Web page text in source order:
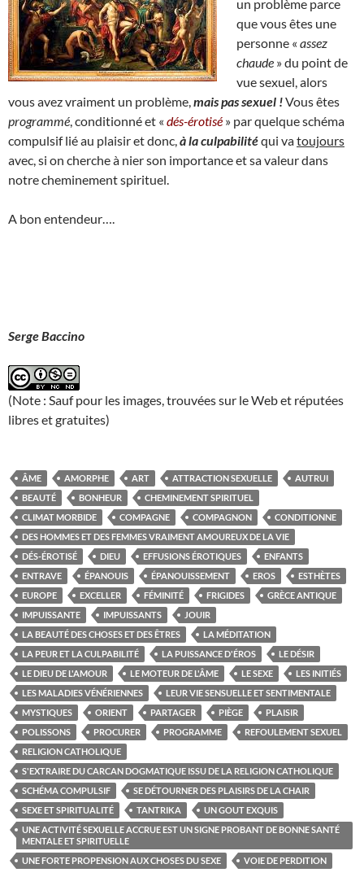
un problème parce
que vous êtes une
personne « assez
chaude » du point de
vue sexuel, alors
vous avez vraiment un problème, mais pas sexuel !Vous êtes
programmé , conditionné et « dés-érotisé » par quelque schéma
compulsif lié au plaisir et donc, à la culpabilitéqui vatoujours
avec, si on cherche à nier son importance et sa valeur dans
notre cheminement spirituel.
A bon entendeur….
Serge Baccino
(Note : Sauf pour les images, trouvées sur le Web et réputées
libres et gratuites)
ÂME AMORPHE ART ATTRACTION SEXUELLE
AUTRUI
BEAUTÉ
BONHEUR
CHEMINEMENT SPIRITUEL
CLIMAT MORBIDE
COMPAGNE COMPAGNON
CONDITIONNE
DES HOMMES ET DES FEMMES VRAIMENT AMOUREUX DE LA VIE
DÉS-ÉROTISÉ
DIEU EFFUSIONS ÉROTIQUES
ENFANTS
ENTRAVE
ÉPANOUIS ÉPANOUISSEMENT EROS
ESTHÈTES
EUROPE
EXCELLER FÉMINITÉ FRIGIDES
GRÈCE ANTIQUE
IMPUISSANTE
IMPUISSANTS
JOUIR
LA BEAUTÉ DES CHOSES ET DES ÊTRES
LA MÉDITATION
LA PEUR ET LA CULPABILITÉ
LA PUISSANCE D'ÉROS
LE DÉSIR
LE DIEU DE L'AMOUR
LE MOTEUR DE L'ÂME LE SEXE
LES INITIÉS
LES MALADIES VÉNÉRIENNES
LEUR VIE SENSUELLE ET SENTIMENTALE
MYSTIQUES
ORIENT PARTAGER PIÈGE
PLAISIR
POLISSONS
PROCURER PROGRAMME
REFOULEMENT SEXUEL
RELIGION CATHOLIQUE
S'EXTRAIRE DU CARCAN DOGMATIQUE ISSU DE LA RELIGION CATHOLIQUE
SCHÉMA COMPULSIF
SE DÉTOURNER DES PLAISIRS DE LA CHAIR
SEXE ET SPIRITUALITÉ
TANTRIKA
UN GOUT EXQUIS
UNE ACTIVITÉ SEXUELLE ACCRUE EST UN SIGNE PROBANT DE BONNE SANTÉ
MENTALE ET SPIRITUELLE
UNE FORTE PROPENSION AUX CHOSES DU SEXE
VOIE DE PERDITION